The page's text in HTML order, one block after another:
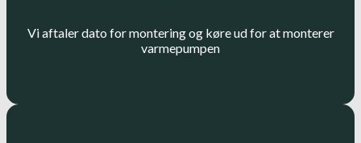
Vi aftaler dato for montering og køre ud for at monterer
varmepumpen